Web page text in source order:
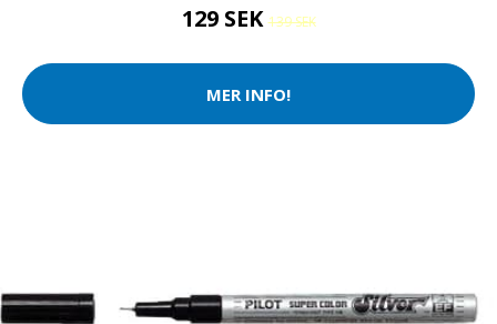
129 SEK139 SEK
MER INFO!